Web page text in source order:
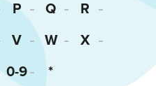
P Q
R
V W
X
0-9 *